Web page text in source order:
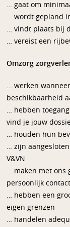
… gaat om
… wordt gepland
… vindt plaats bij
… vereist een
Omzorg
… werken
beschikbaarheid
… hebben
vind je jouw
… houden hun
… zijn
V&VN
… maken met ons
persoonlijk contact
… hebben een
eigen grenzen
… handelen